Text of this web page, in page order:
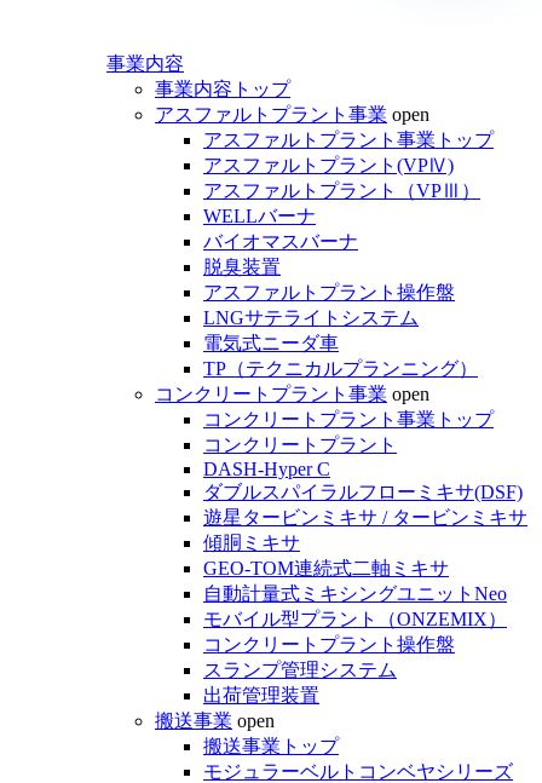
事業内容
事業内容トップ
アスファルトプラント事業 open
アスファルトプラント事業トップ
アスファルトプラント(VPⅣ)
アスファルトプラント（VPⅢ）
WELLバーナ
バイオマスバーナ
脱臭装置
アスファルトプラント操作盤
LNGサテライトシステム
電気式ニーダ車
TP（テクニカルプランニング）
コンクリートプラント事業 open
コンクリートプラント事業トップ
コンクリートプラント
DASH-Hyper C
ダブルスパイラルフローミキサ(DSF)
遊星タービンミキサ / タービンミキサ
傾胴ミキサ
GEO-TOM連続式二軸ミキサ
自動計量式ミキシングユニットNeo
モバイル型プラント（ONZEMIX）
コンクリートプラント操作盤
スランプ管理システム
出荷管理装置
搬送事業 open
搬送事業トップ
モジュラーベルトコンベヤシリーズ